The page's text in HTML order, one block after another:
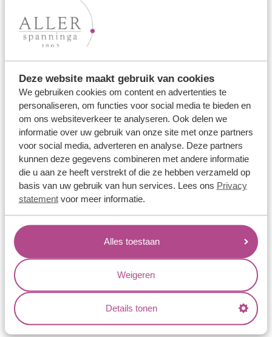
Deze website maakt gebruik van cookies
We gebruiken cookies om content en advertenties te
personaliseren, om functies voor social media te bieden en
om ons websiteverkeer te analyseren. Ook delen we
informatie over uw gebruik van onze site met onze partners
voor social media, adverteren en analyse. Deze partners
kunnen deze gegevens combineren met andere informatie
die u aan ze heeft verstrekt of die ze hebben verzameld op
basis van uw gebruik van hun services. Lees ons Privacy
statementvoor meer informatie.
Alles toestaan
Weigeren
Details tonen
Ons aanbod
Memoireringen
Verlovingsringen
Vriendschapsringen
Over ons
Aller Spanninga
Historie
Certificaten
Jouw voordelen
Conflictvrije Materialen
Oneindig veel mogelijkheden
Kwaliteit
Juweliers & Contact